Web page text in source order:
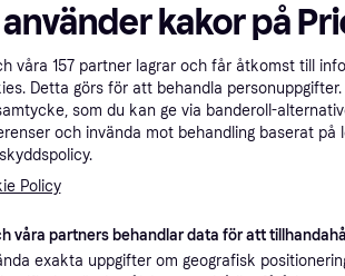
kakor på
våra 157 partner lagrar och får åtkomst till
Detta görs för att behandla
som du kan ge via banderoll-
och invända mot behandling baserat på
Policy
våra partners behandlar data för att
exakta uppgifter om geografisk